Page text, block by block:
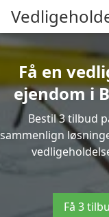
Få en
ejendom i
Bestil 3 tilbud
sammenlign
Få 3